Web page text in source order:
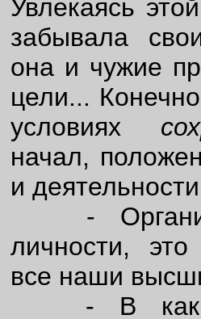
Увлекаясь
забывала
она и чужие
цели...
условиях
начал,
и
-
личности,
все наши
- В